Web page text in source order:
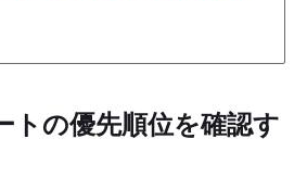
トの優先順位を確認す